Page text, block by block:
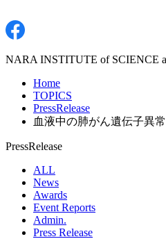
NARA INSTITUTE of SCIENCE
Home
TOPICS
PressRelease
血液中の肺がん遺伝子異
PressRelease
ALL
News
Awards
Event Reports
Admin.
Press Release